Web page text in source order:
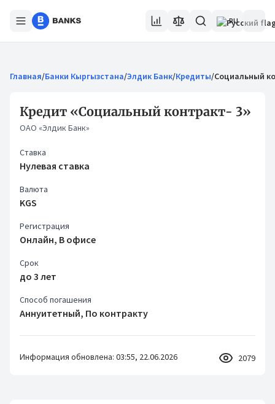
RU
Главная/Банки Кыргызстана/Элдик Банк/Кредиты/Социальный
Кредит «Социальный контракт- 3»
ОАО «Элдик Банк»
Ставка
Нулевая ставка
Валюта
KGS
Регистрация
Онлайн, В офисе
Срок
до 3 лет
Способ погашения
Аннуитетный, По контракту
Информация обновлена: 03:55, 22.06.2026 2079